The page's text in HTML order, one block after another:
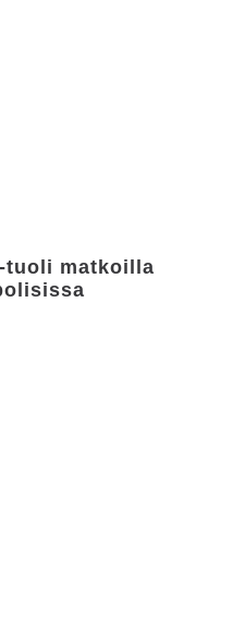
tuoli matkoilla